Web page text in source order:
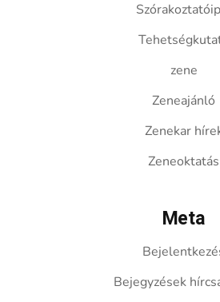
zene
Zeneajánló
Zenekar
Zeneoktatás
Meta
Bejegyzések